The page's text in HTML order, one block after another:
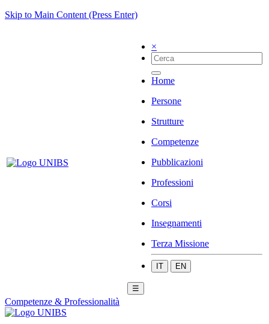
Skip to Main Content (Press Enter)
×
Home
Persone
Strutture
Competenze
Pubblicazioni
Professioni
Corsi
Insegnamenti
Terza Missione
IT EN
☰
Competenze & Professionalità